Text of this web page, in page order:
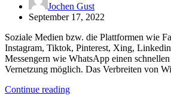
Jochen Gust
September 17, 2022
Soziale Medien bzw. die Plattformen wie
Instagram, Tiktok, Pinterest, Xing,
Messengern wie WhatsApp einen
Vernetzung möglich. Das Verbreiten von
Continue reading